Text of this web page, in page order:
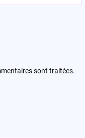
sont traitées.